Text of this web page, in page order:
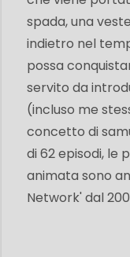
spada, una
indietro nel
possa
servito da
(incluso me
concetto di
di 62 episodi, le
animata sono
Network' dal